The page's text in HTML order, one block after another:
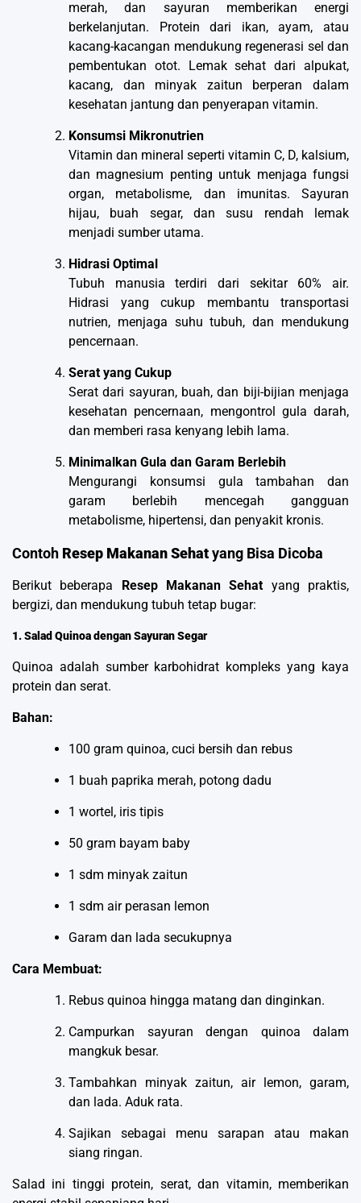
merah, dan sayuran memberikan energi
berkelanjutan. Protein dari ikan, ayam, atau
kacang-kacangan mendukung regenerasi sel dan
pembentukan otot. Lemak sehat dari alpukat,
kacang, dan minyak zaitun berperan dalam
kesehatan jantung dan penyerapan vitamin.
Konsumsi Mikronutrien
Vitamin dan mineral seperti vitamin C, D, kalsium,
dan magnesium penting untuk menjaga fungsi
organ, metabolisme, dan imunitas. Sayuran
hijau, buah segar, dan susu rendah lemak
menjadi sumber utama.
Hidrasi Optimal
Tubuh manusia terdiri dari sekitar 60% air.
Hidrasi yang cukup membantu transportasi
nutrien, menjaga suhu tubuh, dan mendukung
pencernaan.
Serat yang Cukup
Serat dari sayuran, buah, dan biji-bijian menjaga
kesehatan pencernaan, mengontrol gula darah,
dan memberi rasa kenyang lebih lama.
Minimalkan Gula dan Garam Berlebih
Mengurangi konsumsi gula tambahan dan
garam berlebih mencegah gangguan
metabolisme, hipertensi, dan penyakit kronis.
Contoh Resep Makanan Sehatyang Bisa Dicoba
Berikut beberapa Resep Makanan Sehat yang praktis,
bergizi, dan mendukung tubuh tetap bugar:
1. Salad Quinoa dengan Sayuran Segar
Quinoa adalah sumber karbohidrat kompleks yang kaya
protein dan serat.
Bahan:
100 gram quinoa, cuci bersih dan rebus
1 buah paprika merah, potong dadu
1 wortel, iris tipis
50 gram bayam baby
1 sdm minyak zaitun
1 sdm air perasan lemon
Garam dan lada secukupnya
Cara Membuat:
Rebus quinoa hingga matang dan dinginkan.
Campurkan sayuran dengan quinoa dalam
mangkuk besar.
Tambahkan minyak zaitun, air lemon, garam,
dan lada. Aduk rata.
Sajikan sebagai menu sarapan atau makan
siang ringan.
Salad ini tinggi protein, serat, dan vitamin, memberikan